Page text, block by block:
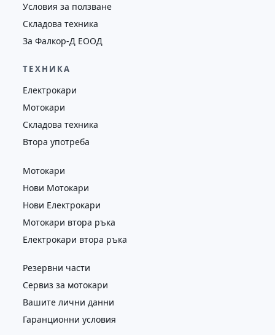
Условия за ползване
Складова техника
За Фалкор-Д ЕООД
ТЕХНИКА
Електрокари
Мотокари
Складова техника
Втора употреба
Мотокари
Нови Мотокари
Нови Електрокари
Мотокари втора ръка
Електрокари втора ръка
Резервни части
Сервиз за мотокари
Вашите лични данни
Гаранционни условия